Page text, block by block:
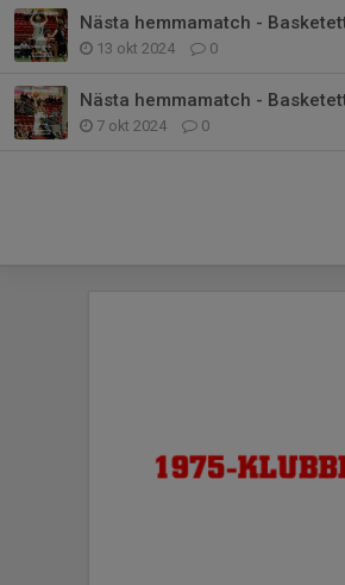
Nästa hemmamatch -
13 okt 2024 0
Nästa hemmamatch -
7 okt 2024 0